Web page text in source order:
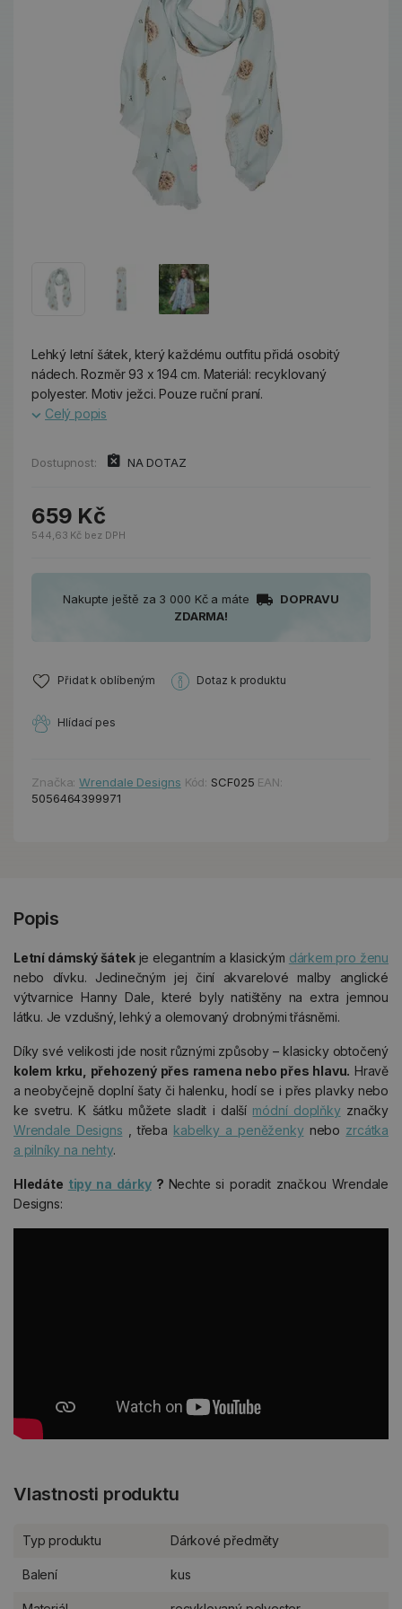
Lehký letní šátek, který každému outfitu přidá osobitý
nádech. Rozměr 93 x 194 cm. Materiál: recyklovaný
polyester. Motiv ježci. Pouze ruční praní.
Celý popis
Dostupnost: NA DOTAZ
659 Kč
544,63 Kč bez DPH
Nakupte ještě za 3 000 Kč a máte
DOPRAVU
ZDARMA!
Přidat k oblíbeným Dotaz k produktu
Hlídací pes
Značka:Wrendale Designs Kód: SCF025 EAN:
5056464399971
Popis
Letní dámský šátekje elegantním a klasickým dárkem pro ženu
nebo dívku. Jedinečným jej činí akvarelové malby anglické
výtvarnice Hanny Dale, které byly natištěny na extra jemnou
látku. Je vzdušný, lehký a olemovaný drobnými třásněmi.
Díky své velikosti jde nosit různými způsoby – klasicky obtočený
kolem krku, přehozený přes ramena nebo přes hlavu. Hravě
a neobyčejně doplní šaty či halenku, hodí se i přes plavky nebo
ke svetru. K šátku můžete sladit i další módní doplňkyznačky
Wrendale Designs , třeba kabelky a peněženkynebo zrcátka
a pilníky na nehty.
Hledáte tipy na dárky? Nechte si poradit značkou Wrendale
Designs:
Vlastnosti produktu
Typ produktu Dárkové předměty
Balení kus